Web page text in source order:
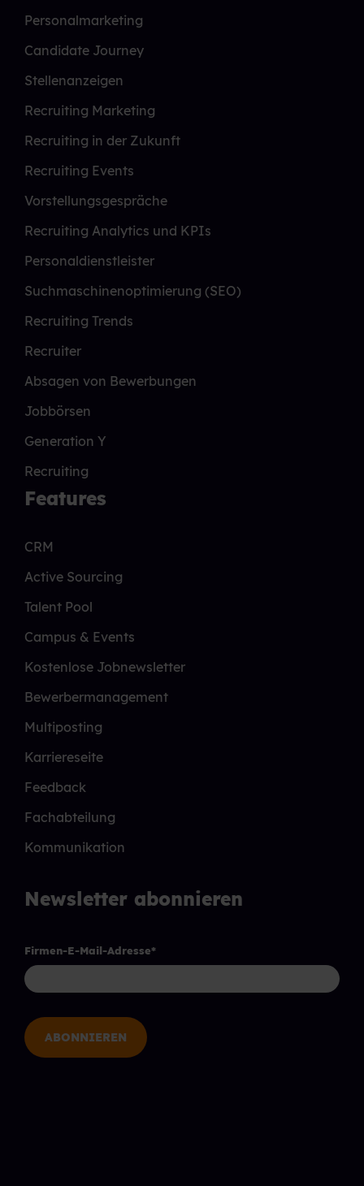
Personalmarketing
Candidate Journey
Stellenanzeigen
Recruiting Marketing
Recruiting in der Zukunft
Recruiting Events
Vorstellungsgespräche
Recruiting Analytics und KPIs
Personaldienstleister
Suchmaschinenoptimierung (SEO)
Recruiting Trends
Recruiter
Absagen von Bewerbungen
Jobbörsen
Generation Y
Recruiting
Features
CRM
Active Sourcing
Talent Pool
Campus & Events
Kostenlose Jobnewsletter
Bewerbermanagement
Multiposting
Karriereseite
Feedback
Fachabteilung
Kommunikation
Newsletter abonnieren
Firmen-E-Mail-Adresse*